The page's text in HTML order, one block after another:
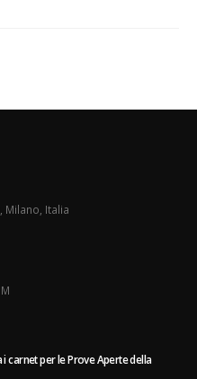
Milano, Italia
carnet per le Prove Aperte della